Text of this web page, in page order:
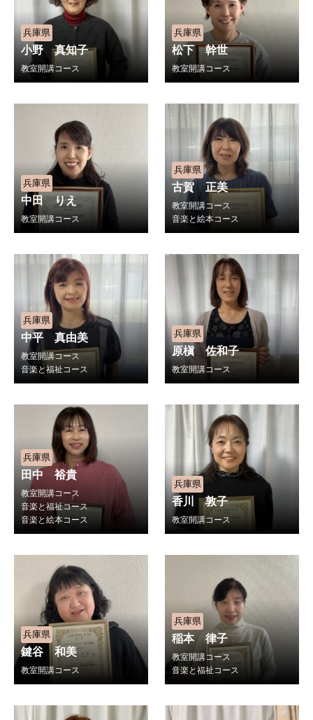
兵庫県
小野 真知子
教室開講コース
兵庫県
松下 幹世
教室開講コース
兵庫県
中田 りえ
教室開講コース
兵庫県
古賀 正美
教室開講コース
音楽と絵本コース
兵庫県
中平 真由美
教室開講コース
音楽と福祉コース
兵庫県
原槇 佐和子
教室開講コース
兵庫県
田中 裕貴
教室開講コース
音楽と福祉コース
音楽と絵本コース
兵庫県
香川 敦子
教室開講コース
兵庫県
鍵谷 和美
教室開講コース
兵庫県
稲本 律子
教室開講コース
音楽と福祉コース